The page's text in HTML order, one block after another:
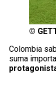
©
Colombia
suma